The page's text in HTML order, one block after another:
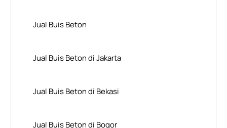
Jual Buis Beton
Jual Buis Beton di Jakarta
Jual Buis Beton di Bekasi
Jual Buis Beton di Bogor